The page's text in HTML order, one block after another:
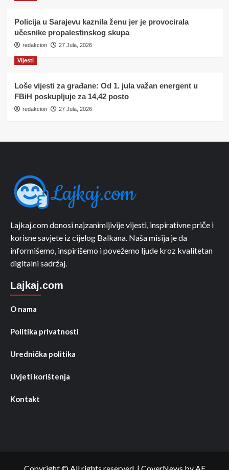
Policija u Sarajevu kaznila ženu jer je provocirala
učesnike propalestinskog skupa
redakcion 27 Jula, 2026
Vijesti
Loše vijesti za građane: Od 1. jula važan energent u
FBiH poskupljuje za 14,42 posto
redakcion 27 Jula, 2026
Lajkaj.com donosi najzanimljivije vijesti, inspirativne priče i
korisne savjete iz cijelog Balkana. Naša misija je da
informišemo, inspirišemo i povežemo ljude kroz kvalitetan
digitalni sadržaj.
Lajkaj.com
O nama
Politika privatnosti
Urednička politika
Uvjeti korištenja
Kontakt